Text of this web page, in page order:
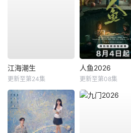
江海潮生
更新至第24集
人鱼2026
更新至第08集